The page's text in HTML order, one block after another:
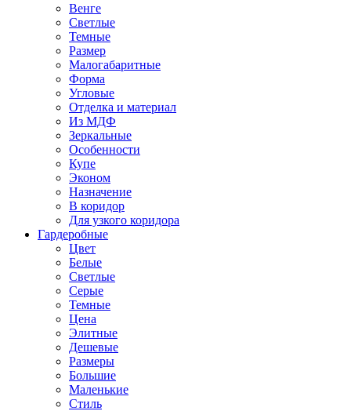
Венге
Светлые
Темные
Размер
Малогабаритные
Форма
Угловые
Отделка и материал
Из МДФ
Зеркальные
Особенности
Купе
Эконом
Назначение
В коридор
Для узкого коридора
Гардеробные
Цвет
Белые
Светлые
Серые
Темные
Цена
Элитные
Дешевые
Размеры
Большие
Маленькие
Стиль